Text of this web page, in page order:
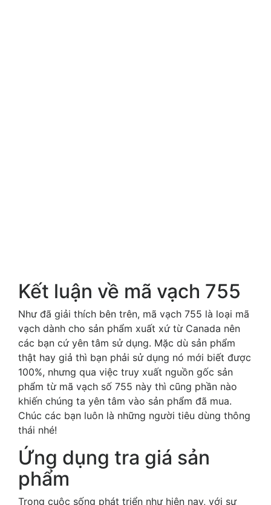
Kết luận về mã vạch 755
Như đã giải thích bên trên, mã vạch 755 là loại mã
vạch dành cho sản phẩm xuất xứ từ Canada nên
các bạn cứ yên tâm sử dụng. Mặc dù sản phẩm
thật hay giả thì bạn phải sử dụng nó mới biết được
100%, nhưng qua việc truy xuất nguồn gốc sản
phẩm từ mã vạch số 755 này thì cũng phần nào
khiến chúng ta yên tâm vào sản phẩm đã mua.
Chúc các bạn luôn là những người tiêu dùng thông
thái nhé!
Ứng dụng tra giá sản
phẩm
Trong cuộc sống phát triển như hiện nay, với sự